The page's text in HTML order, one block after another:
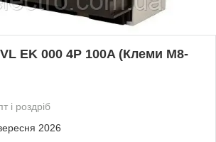
EK 000 4P 100A (Клеми M8-
і роздріб
2026